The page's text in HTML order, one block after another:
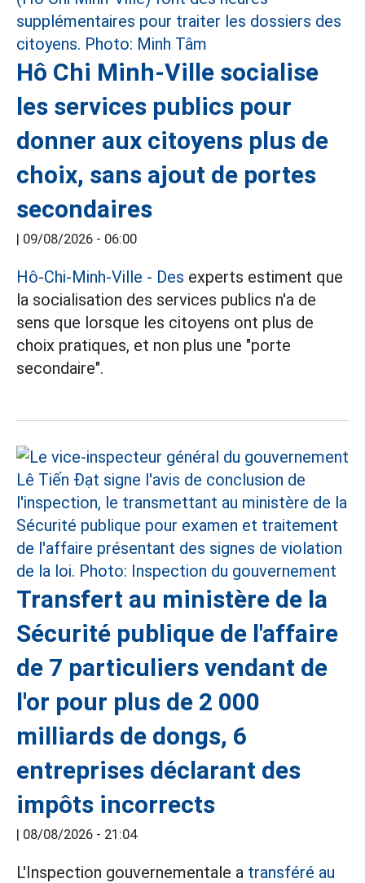
Hô Chi Minh-Ville socialise
les services publics pour
donner aux citoyens plus de
choix, sans ajout de portes
secondaires
| 09/08/2026 - 06:00
Hô-Chi-Minh-Ville - Des experts estiment que
la socialisation des services publics n'a de
sens que lorsque les citoyens ont plus de
choix pratiques, et non plus une "porte
secondaire".
Transfert au ministère de la
Sécurité publique de l'affaire
de 7 particuliers vendant de
l'or pour plus de 2 000
milliards de dongs, 6
entreprises déclarant des
impôts incorrects
| 08/08/2026 - 21:04
L'Inspection gouvernementale a transféré au